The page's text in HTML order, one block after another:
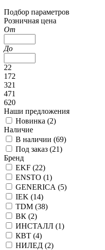
Подбор параметров
Розничная цена
От
До
22
172
321
471
620
Наши предложения
Новинка (2)
Наличие
В наличии (69)
Под заказ (21)
Бренд
EKF (22)
ENSTO (1)
GENERICA (5)
IEK (14)
TDM (38)
ВК (2)
ИНСТАЛЛ (1)
КВТ (4)
НИЛЕД (2)